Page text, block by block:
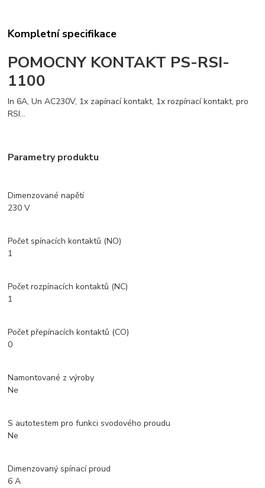
Kompletní specifikace
POMOCNY KONTAKT PS-RSI-
1100
In 6A, Un AC230V, 1x zapínací kontakt, 1x rozpínací kontakt, pro
RSI...
Parametry produktu
Dimenzované napětí
230 V
Počet spínacích kontaktů (NO)
1
Počet rozpínacích kontaktů (NC)
1
Počet přepínacích kontaktů (CO)
0
Namontované z výroby
Ne
S autotestem pro funkci svodového proudu
Ne
Dimenzovaný spínací proud
6 A